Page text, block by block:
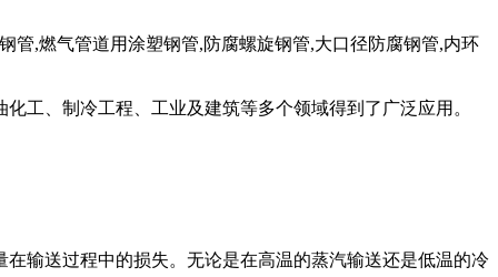
管,燃气管道用涂塑钢管,防腐螺旋钢管,大口径防腐钢管,内环
工、制冷工程、工业及建筑等多个领域得到了广泛应用。
输送过程中的损失。无论是在高温的蒸汽输送还是低温的冷